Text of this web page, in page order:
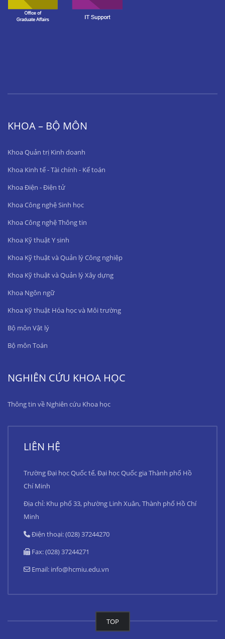
KHOA – BỘ MÔN
Khoa Quản trị Kinh doanh
Khoa Kinh tế - Tài chính - Kế toán
Khoa Điện - Điện tử
Khoa Công nghệ Sinh học
Khoa Công nghệ Thông tin
Khoa Kỹ thuật Y sinh
Khoa Kỹ thuật và Quản lý Công nghiệp
Khoa Kỹ thuật và Quản lý Xây dựng
Khoa Ngôn ngữ
Khoa Kỹ thuật Hóa học và Môi trường
Bộ môn Vật lý
Bộ môn Toán
NGHIÊN CỨU KHOA HỌC
Thông tin về Nghiên cứu Khoa học
LIÊN HỆ
Trường Đại học Quốc tế, Đại học Quốc gia Thành phố Hồ
Chí Minh
Địa chỉ: Khu phố 33, phường Linh Xuân, Thành phố Hồ Chí
Minh
Điện thoại: (028) 37244270
Fax: (028) 37244271
Email: info@hcmiu.edu.vn
TOP